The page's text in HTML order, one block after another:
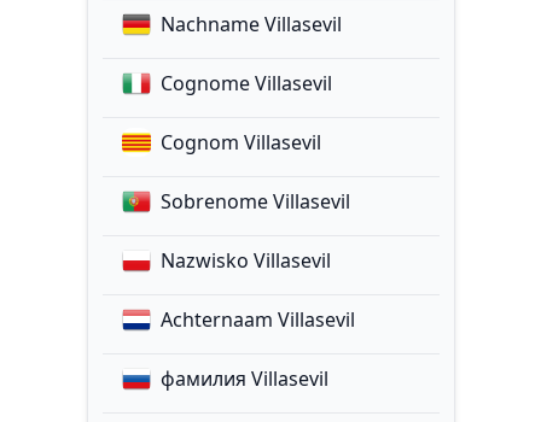
Nachname Villasevil
Cognome Villasevil
Cognom Villasevil
Sobrenome Villasevil
Nazwisko Villasevil
Achternaam Villasevil
фамилия Villasevil